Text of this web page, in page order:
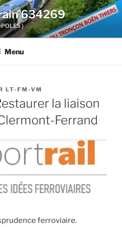
634269
)
Menu
LT-FM-VM
la liaison
Ferrand
ferroviaire.